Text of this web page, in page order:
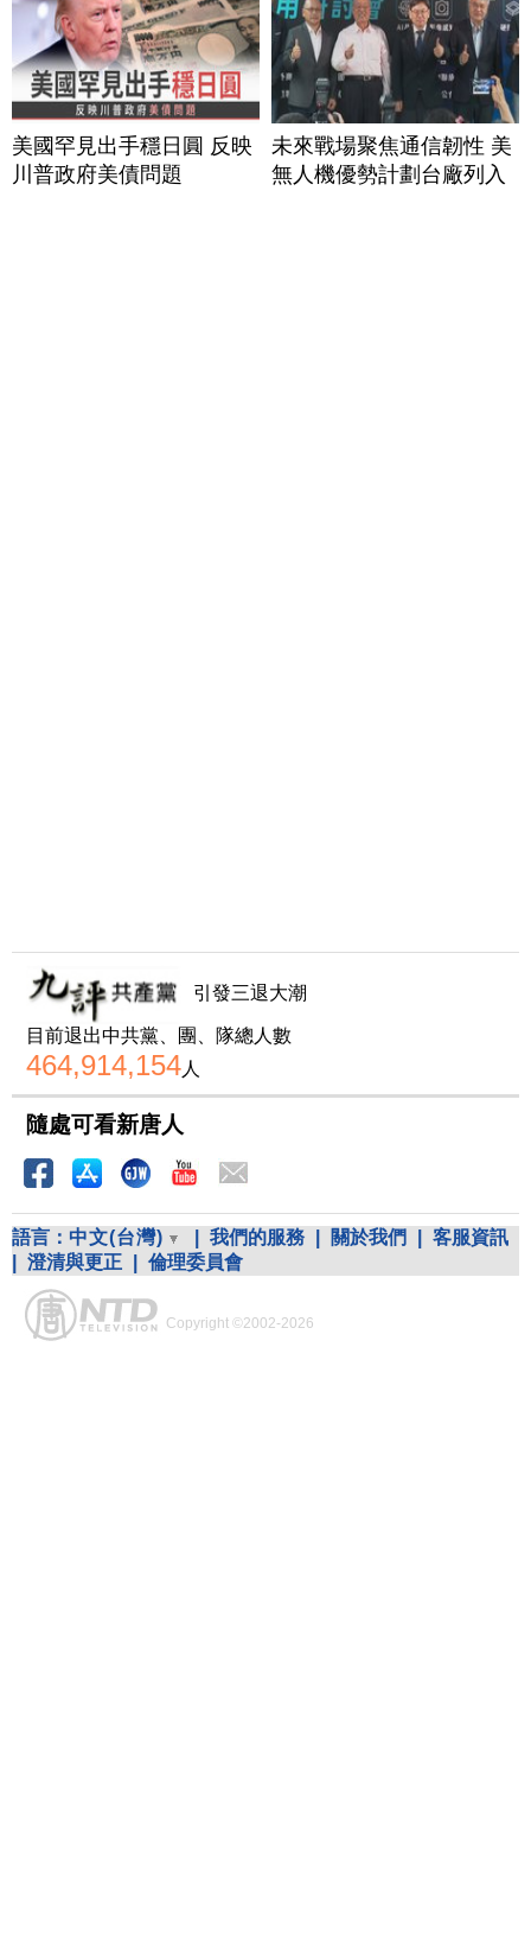
美國罕見出手穩日圓 反映
川普政府美債問題
未來戰場聚焦通信韌性 美
無人機優勢計劃台廠列入
引發三退大潮
目前退出中共黨、團、隊總人數
464,914,154人
隨處可看新唐人
語言： 中文(台灣) 我們的服務 關於我們
客服資訊
澄清與更正 倫理委員會
Copyright ©2002-2026